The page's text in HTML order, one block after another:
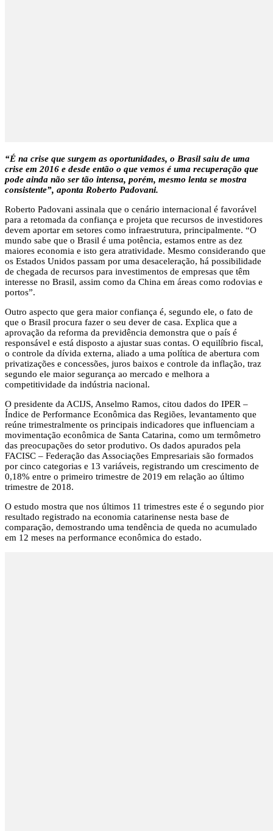
“É na crise que surgem as oportunidades, o Brasil saiu de uma
crise em 2016 e desde então o que vemos é uma recuperação que
pode ainda não ser tão intensa, porém, mesmo lenta se mostra
consistente”, aponta Roberto Padovani.
Roberto Padovani assinala que o cenário internacional é favorável
para a retomada da confiança e projeta que recursos de investidores
devem aportar em setores como infraestrutura, principalmente. “O
mundo sabe que o Brasil é uma potência, estamos entre as dez
maiores economia e isto gera atratividade. Mesmo considerando que
os Estados Unidos passam por uma desaceleração, há possibilidade
de chegada de recursos para investimentos de empresas que têm
interesse no Brasil, assim como da China em áreas como rodovias e
portos”.
Outro aspecto que gera maior confiança é, segundo ele, o fato de
que o Brasil procura fazer o seu dever de casa. Explica que a
aprovação da reforma da previdência demonstra que o país é
responsável e está disposto a ajustar suas contas. O equilíbrio fiscal,
o controle da dívida externa, aliado a uma política de abertura com
privatizações e concessões, juros baixos e controle da inflação, traz
segundo ele maior segurança ao mercado e melhora a
competitividade da indústria nacional.
O presidente da ACIJS, Anselmo Ramos, citou dados do IPER –
Índice de Performance Econômica das Regiões, levantamento que
reúne trimestralmente os principais indicadores que influenciam a
movimentação econômica de Santa Catarina, como um termômetro
das preocupações do setor produtivo. Os dados apurados pela
FACISC – Federação das Associações Empresariais são formados
por cinco categorias e 13 variáveis, registrando um crescimento de
0,18% entre o primeiro trimestre de 2019 em relação ao último
trimestre de 2018.
O estudo mostra que nos últimos 11 trimestres este é o segundo pior
resultado registrado na economia catarinense nesta base de
comparação, demostrando uma tendência de queda no acumulado
em 12 meses na performance econômica do estado.